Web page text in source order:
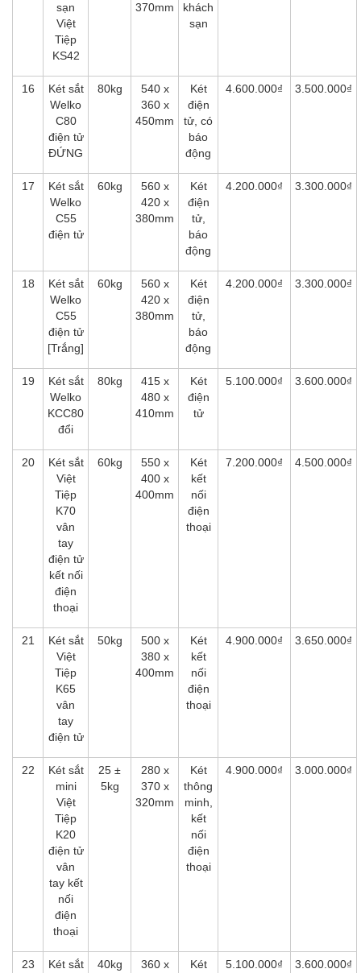
sạn
Việt
Tiệp
KS42
370mm
khách
sạn
16
Két sắt
Welko
C80
điện tử
ĐỨNG
80kg
540 x
360 x
450mm
Két
điện
tử, có
báo
động
4.600.000₫ 3.500.000₫
17
Két sắt
Welko
C55
điện tử
60kg
560 x
420 x
380mm
Két
điện
tử,
báo
động
4.200.000₫ 3.300.000₫
18
Két sắt
Welko
C55
điện tử
[Trắng]
60kg
560 x
420 x
380mm
Két
điện
tử,
báo
động
4.200.000₫ 3.300.000₫
19
Két sắt
Welko
KCC80
đổi
80kg
415 x
480 x
410mm
Két
điện
tử
5.100.000₫ 3.600.000₫
20
Két sắt
Việt
Tiệp
K70
vân
tay
điện tử
kết nối
điện
thoại
60kg
550 x
400 x
400mm
Két
kết
nối
điện
thoại
7.200.000₫ 4.500.000₫
21
Két sắt
Việt
Tiệp
K65
vân
tay
điện tử
50kg
500 x
380 x
400mm
Két
kết
nối
điện
thoại
4.900.000₫ 3.650.000₫
22
Két sắt
mini
Việt
Tiệp
K20
điện tử
vân
tay kết
nối
điện
thoại
25 ±
5kg
280 x
370 x
320mm
Két
thông
minh,
kết
nối
điện
thoại
4.900.000₫ 3.000.000₫
23
Két sắt
40kg
360 x
Két
5.100.000₫ 3.600.000₫